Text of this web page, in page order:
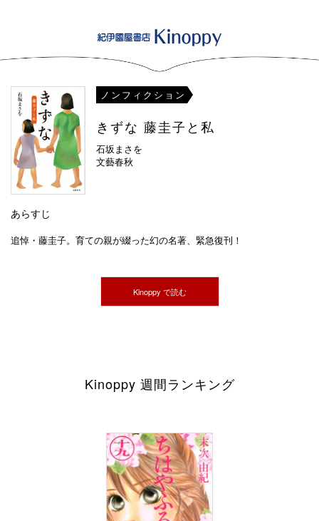
ノンフィクション
きずな 藤圭子と私
石坂まさを
文藝春秋
あらすじ
追悼・藤圭子。育ての親が綴った幻の名著、緊急復刊！
Kinoppy で読む
Kinoppy 週間ランキング